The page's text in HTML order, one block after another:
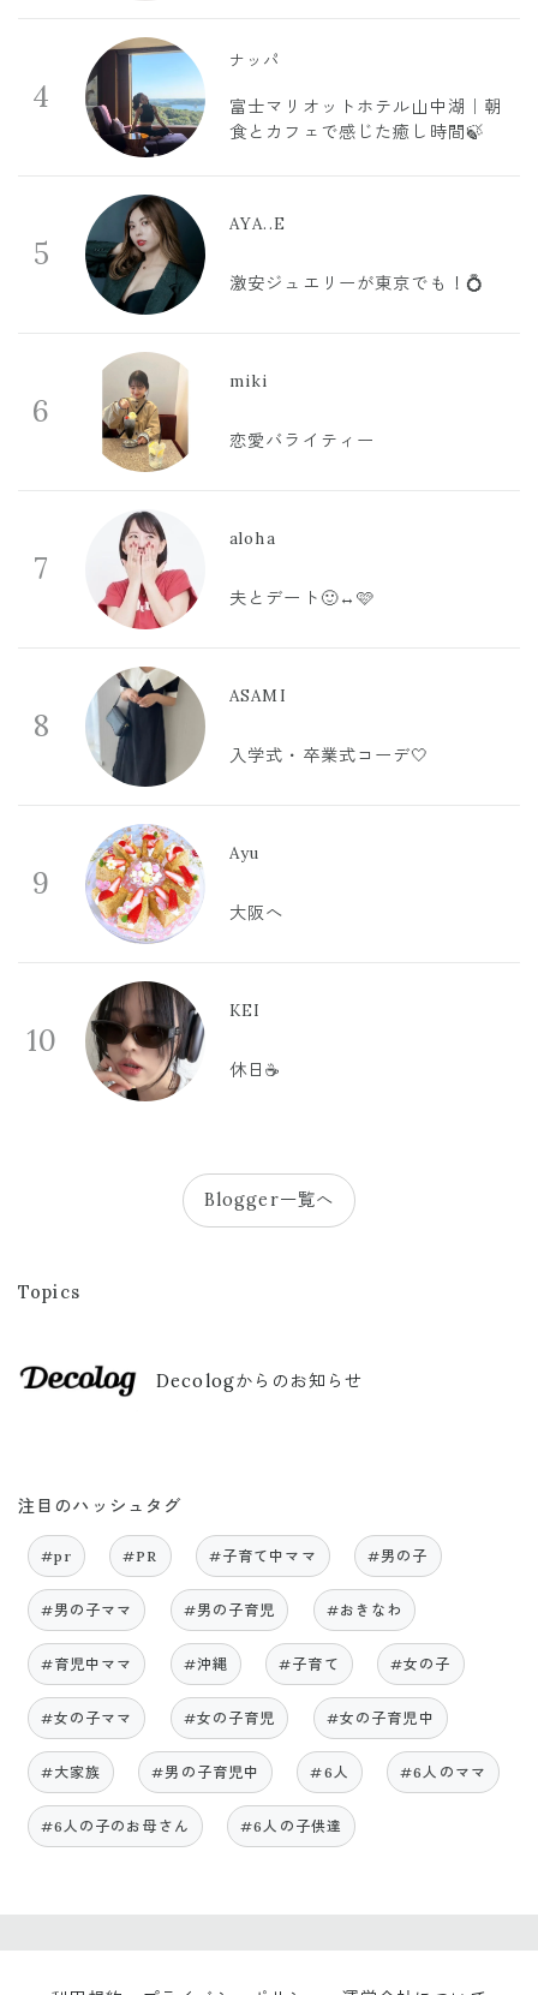
4
ナッパ
富士マリオットホテル山中湖｜朝
食とカフェで感じた癒し時間🍃
5
AYA..E
激安ジュエリーが東京でも！💍
6
miki
恋愛バライティー
7
aloha
夫とデート🙂‍↔️🩷
8
ASAMI
入学式・卒業式コーデ🤍
9
Ayu
大阪へ
10
KEI
休日☕️
Blogger一覧へ
Topics
Decologからのお知らせ
注目のハッシュタグ
#pr #PR #子育て中ママ #男の子
#男の子ママ #男の子育児 #おきなわ
#育児中ママ #沖縄 #子育て #女の子
#女の子ママ #女の子育児 #女の子育児中
#大家族 #男の子育児中 #6人 #6人のママ
#6人の子のお母さん #6人の子供達